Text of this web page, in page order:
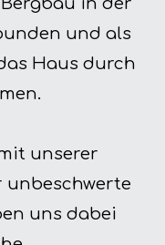
in der
und als
Haus durch
unserer
uns dabei